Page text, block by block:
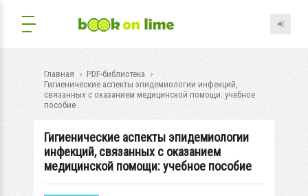
Главная
PDF-библиотека
Гигиенические аспекты эпидемиологии инфекций,
связанных с оказанием медицинской помощи: учебное
пособие
Гигиенические аспекты эпидемиологии
инфекций, связанных с оказанием
медицинской помощи: учебное пособие